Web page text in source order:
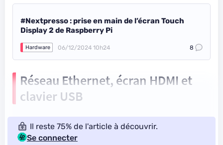
#Nextpresso : prise en main de l’écran Touch
Display 2 de Raspberry Pi
Hardware 06/12/2024 10h24 8
Réseau Ethernet, écran HDMI et
clavier USB
Il reste 75% de l'article à découvrir.
Se connecter